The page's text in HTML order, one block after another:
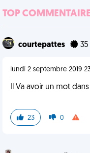
TOP
courtepattes 35
lundi 2 septembre 2019
Il Va avoir un mot
23 0